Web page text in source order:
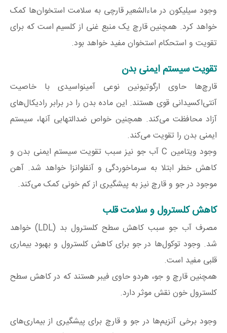
وجود سیلیکون در ماءالشعیر قارچی به سلامت استخوان‌ها کمک
خواهد کرد. همچنین قارچ یک منبع غنی از کلسیم است که برای
تقویت و استحکام استخوان مفید خواهد بود.
تقویت سیستم ایمنی بدن
قارچ‌ها حاوی ارگوتیونین نوعی آمینواسیدی با خاصیت
آنتی‌اکسیدانی قوی هستند. این ماده بدن را در برابر رادیکال‌های
آزاد محافظت می‌کند. همچنین خواص ضدالتهابی آنها، سیستم
ایمنی بدن را تقویت می‌کند.
وجود ویتامین C آب جو نیز سبب تقویت سیستم ایمنی بدن و
کاهش خطر ابتلا به سرماخوردگی و آنفلوانزا خواهد شد. آهن
موجود در جو و قارچ نیز به پیشگیری از کم خونی کمک می‌کند.
کاهش کلسترول و سلامت قلب
مصرف آب جو سبب کاهش سطح کلسترول بد (LDL) خواهد
شد. وجود توکول‌ها در جو برای کاهش کلسترول و بهبود بیماری
قلبی مفید است.
همچنین قارچ و جو، هردو حاوی فیبر هستند که در کاهش سطح
کلسترول خون نقش موثر دارد.
وجود برخی آنزیم‌ها در جو و قارچ برای پیشگیری از بیماری‌های